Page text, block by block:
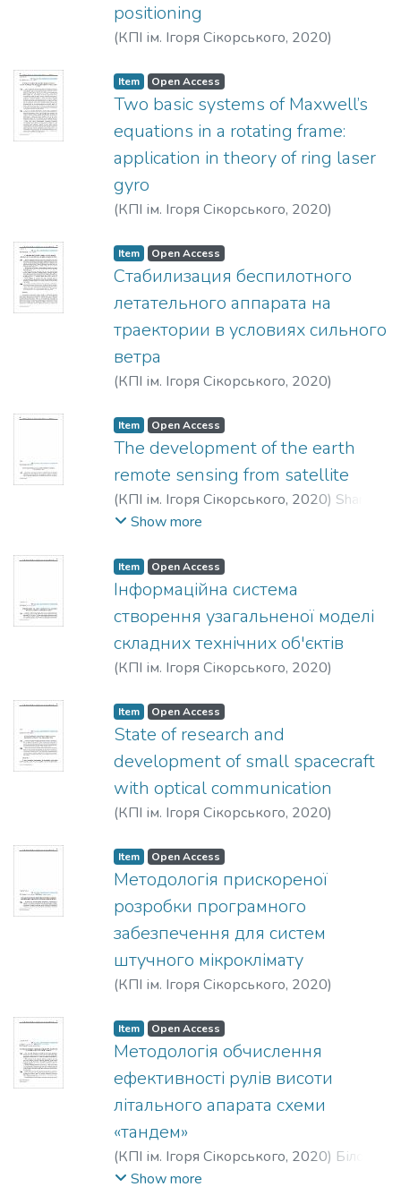
positioning
(КПІ ім. Ігоря Сікорського, 2020)
Item Open Access
Two basic systems of Maxwell’s
equations in a rotating frame:
application in theory of ring laser
gyro
(КПІ ім. Ігоря Сікорського, 2020)
Item Open Access
Стабилизация беспилотного
летательного аппарата на
траектории в условиях сильного
ветра
(КПІ ім. Ігоря Сікорського, 2020)
Item Open Access
The development of the earth
remote sensing from satellite
(КПІ ім. Ігоря Сікорського, 2020) Sharad
Wagh
Show more
Item Open Access
Інформаційна система
створення узагальненої моделі
складних технічних об'єктів
(КПІ ім. Ігоря Сікорського, 2020)
Item Open Access
State of research and
development of small spacecraft
with optical communication
(КПІ ім. Ігоря Сікорського, 2020)
Item Open Access
Методологія прискореної
розробки програмного
забезпечення для систем
штучного мікроклімату
(КПІ ім. Ігоря Сікорського, 2020)
Item Open Access
Методологія обчислення
ефективності рулів висоти
літального апарата схеми
«тандем»
(КПІ ім. Ігоря Сікорського, 2020) Білоус,
І. І. ;Кривохатько, І. С.
Show more